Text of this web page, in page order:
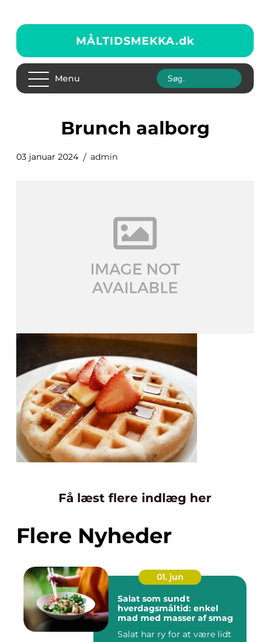
MÅLTIDSMEKKA.dk
Menu
brunch aalborg
03 januar 2024 admin
Få læst flere indlæg her
Flere Nyheder
01. jun
Salat som sundt
hverdagsmåltid: enkel
mad med masser af smag
Salat har ry for at være lidt